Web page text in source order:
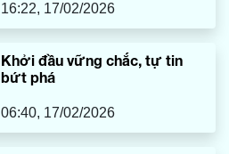
16:22, 17/02/2026
Khởi đầu vững chắc, tự tin
bứt phá
06:40, 17/02/2026